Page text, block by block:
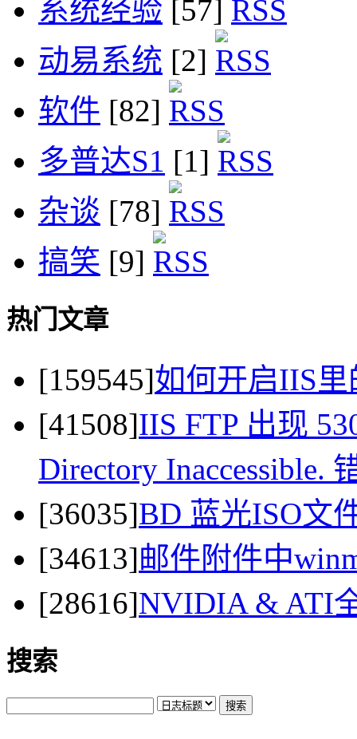
系统经验 [57]
动易系统 [2]
软件 [82]
多普达S1 [1]
杂谈 [78]
搞笑 [9]
热门文章
[159545]如何开启IIS里
[41508]IIS FTP 出现
Directory Inaccessible.
[36035]BD 蓝光ISO文
[34613]邮件附件中
[28616]NVIDIA & ATI
搜索